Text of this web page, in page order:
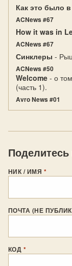
Как это было
ACNews #67
How it was in
ACNews #67
Синклеры -
ACNews #50
Welcome - о
(часть 1).
Avro News #01
НИК / ИМЯ *
ПОЧТА (НЕ
КОД *